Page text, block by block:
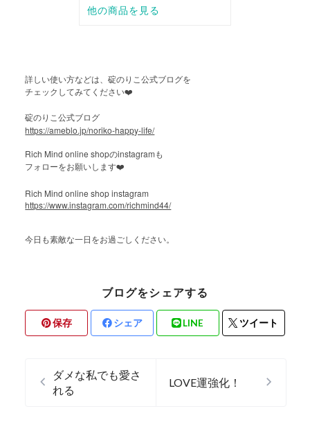
詳しい使い方などは、碇のりこ公式ブログを
チェックしてみてください❤️
碇のりこ公式ブログ
https://ameblo.jp/noriko-happy-life/
Rich Mind online shopのinstagram も
フォローをお願いします❤️
Rich Mind online shop instagram
https://www.instagram.com/richmind44/
今日も素敵な一日をお過ごしください。
ブログをシェアする
保存 シェア LINE ツイート
ダメな私でも愛さ
れる
LOVE運強化！